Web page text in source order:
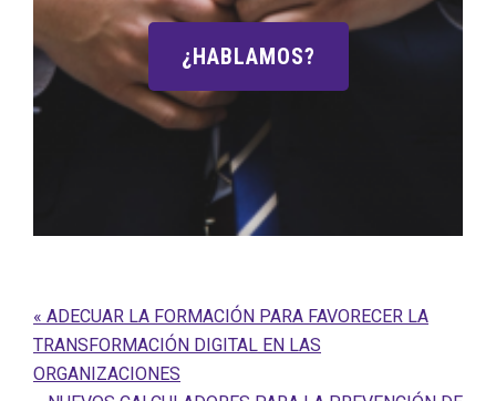
¿HABLAMOS?
Entrada
anterior:
« ADECUAR LA FORMACIÓN PARA FAVORECER LA
TRANSFORMACIÓN DIGITAL EN LAS
ORGANIZACIONES